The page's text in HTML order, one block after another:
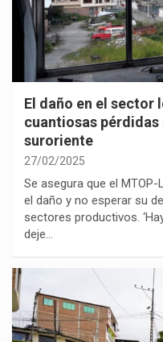
El daño en el sector
cuantiosas
suroriente
27/02/2025
Se asegura que el
el daño y no esperar su
sectores productivos.
deje…